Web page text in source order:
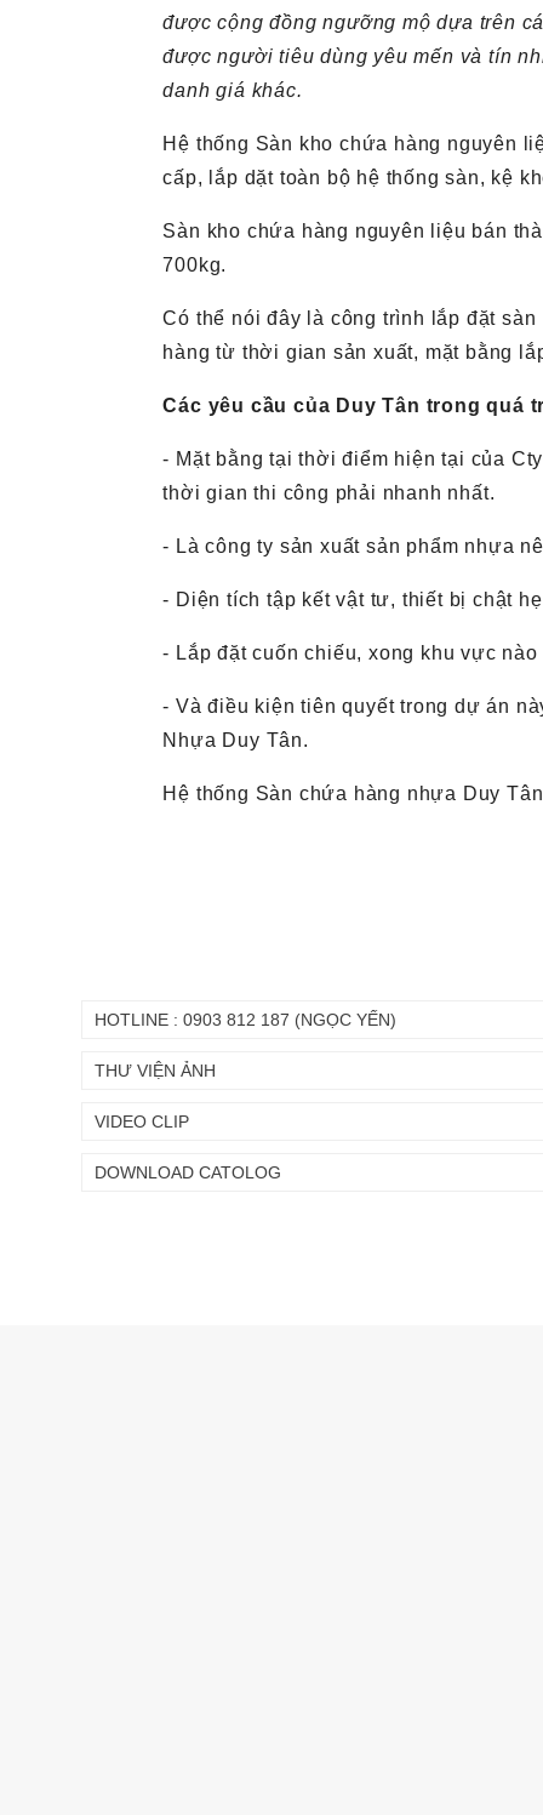
được cộng đồng ngưỡng mộ dựa trên
được người tiêu dùng yêu mến và tín
danh giá khác.
Hệ thống Sàn kho chứa hàng nguyên
cấp, lắp dặt toàn bộ hệ thống sàn, kệ
Sàn kho chứa hàng nguyên liệu bán
700kg.
Có thể nói đây là công trình lắp đặt
hàng từ thời gian sản xuất, mặt bằng
Các yêu cầu của Duy Tân trong quá
- Mặt bằng tại thời điểm hiện tại của
thời gian thi công phải nhanh nhất.
- Là công ty sản xuất sản phẩm nhựa
- Diện tích tập kết vật tư, thiết bị chật
- Lắp đặt cuốn chiếu, xong khu vực
- Và điều kiện tiên quyết trong dự án
Nhựa Duy Tân.
Hệ thống Sàn chứa hàng nhựa Duy
HOTLINE : 0903 812 187 (NGỌC YẾN)
THƯ VIỆN ẢNH
VIDEO CLIP
DOWNLOAD CATOLOG